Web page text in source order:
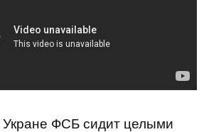
Укране ФСБ сидит целыми